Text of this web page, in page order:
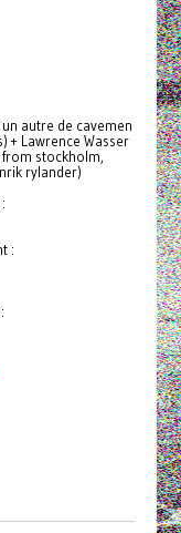
autre de cavemen
+ Lawrence Wasser
from stockholm,
rylander)
: